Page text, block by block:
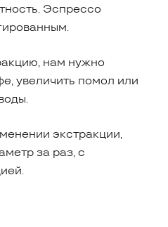
Эспрессо
нам нужно
увеличить помол или
экстракции,
за раз, с